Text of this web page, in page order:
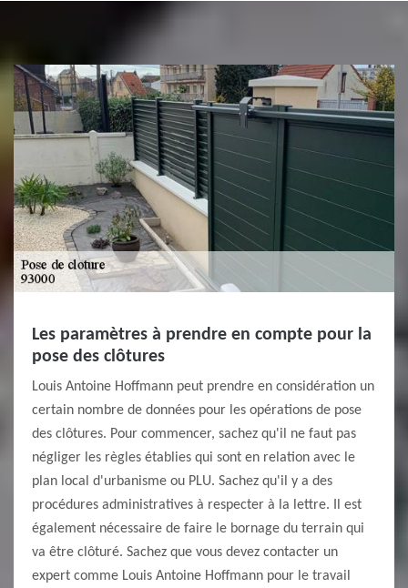
Les paramètres à prendre en compte pour la
pose des clôtures
Louis Antoine Hoffmann peut prendre en considération un
certain nombre de données pour les opérations de pose
des clôtures. Pour commencer, sachez qu'il ne faut pas
négliger les règles établies qui sont en relation avec le
plan local d'urbanisme ou PLU. Sachez qu'il y a des
procédures administratives à respecter à la lettre. Il est
également nécessaire de faire le bornage du terrain qui
va être clôturé. Sachez que vous devez contacter un
expert comme Louis Antoine Hoffmann pour le travail